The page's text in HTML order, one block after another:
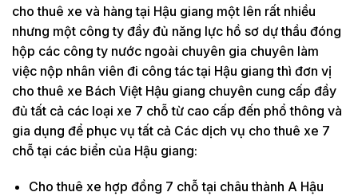
cho thuê xe và hàng tại Hậu giang một lên rất nhiều
nhưng một công ty đầy đủ năng lực hồ sơ dự thầu đóng
hộp các công ty nước ngoài chuyên gia chuyên làm
việc nộp nhân viên đi công tác tại Hậu giang thì đơn vị
cho thuê xe Bách Việt Hậu giang chuyên cung cấp đầy
đủ tất cả các loại xe 7 chỗ từ cao cấp đến phổ thông và
gia dụng để phục vụ tất cả Các dịch vụ cho thuê xe 7
chỗ tại các biển của Hậu giang:
Cho thuê xe hợp đồng 7 chỗ tại châu thành A Hậu